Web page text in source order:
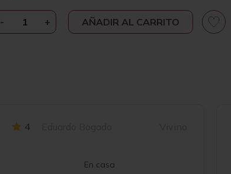
-MICHELINI
I
+ AÑADIR AL CARRITO
4
En casa